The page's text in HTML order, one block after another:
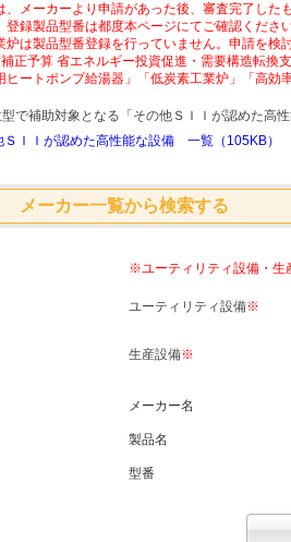
メーカーより申請があった後、審査完了した
登録製品型番は都度本ページにてご確認くださ
は製品型番登録を行っていません。申請を検
正予算 省エネルギー投資促進・需要構造転換
ヒートポンプ給湯器」「低炭素工業炉」「高
で補助対象となる「その他ＳＩＩが認めた高
ＳＩＩが認めた高性能な設備 一覧（105KB）
メーカー一覧から検索する
※ユーティリティ設備・生
ユーティリティ設備※
生産設備※
メーカー名
製品名
型番